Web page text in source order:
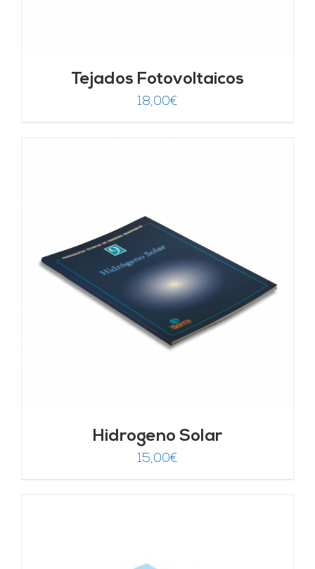
Tejados Fotovoltaicos
18,00€
Hidrogeno Solar
15,00€